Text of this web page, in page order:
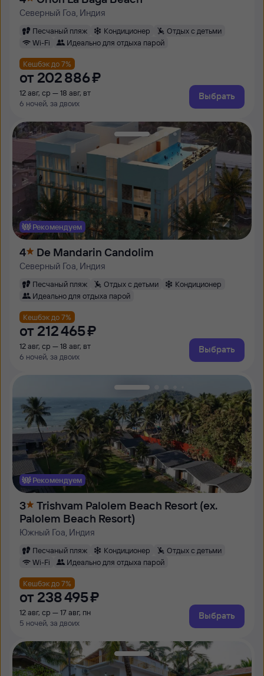
Северный Гоа, Индия
Песчаный пляж Кондиционер
Отдых с детьми
Wi-Fi
Идеально для отдыха парой
Кешбэк до 7%
от 202 ⁠886 ⁠₽
12 авг, ср — 18 авг, вт
6 ночей, за двоих
Выбрать
Рекомендуем
4 De Mandarin Candolim
Северный Гоа, Индия
Песчаный пляж Отдых с детьми
Кондиционер
Идеально для отдыха парой
Кешбэк до 7%
от 212 ⁠465 ⁠₽
12 авг, ср — 18 авг, вт
6 ночей, за двоих
Выбрать
Рекомендуем
3
Trishvam Palolem Beach Resort (ex.
Palolem Beach Resort)
Южный Гоа, Индия
Песчаный пляж Кондиционер
Отдых с детьми
Wi-Fi
Идеально для отдыха парой
Кешбэк до 7%
от 238 ⁠495 ⁠₽
12 авг, ср — 17 авг, пн
5 ночей, за двоих
Выбрать